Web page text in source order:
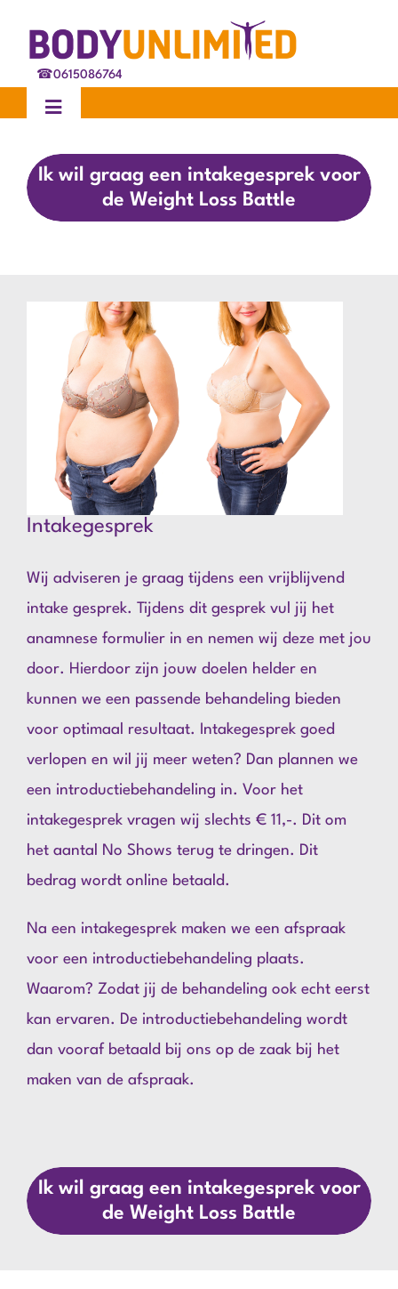
inhoud☎0615086764
Toggle
Home
Behandelingen
Over ons
Ik wil graag een intakegesprek voor
de Weight Loss Battle
Intakegesprek
Wij adviseren je graag tijdens een vrijblijvend
intake gesprek. Tijdens dit gesprek vul jij het
anamnese formulier in en nemen wij deze met jou
door. Hierdoor zijn jouw doelen helder en
kunnen we een passende behandeling bieden
voor optimaal resultaat. Intakegesprek goed
verlopen en wil jij meer weten? Dan plannen we
een introductiebehandeling in. Voor het
intakegesprek vragen wij slechts € 11,-. Dit om
het aantal No Shows terug te dringen. Dit
bedrag wordt online betaald.
Na een intakegesprek maken we een afspraak
voor een introductiebehandeling plaats.
Waarom? Zodat jij de behandeling ook echt eerst
kan ervaren. De introductiebehandeling wordt
dan vooraf betaald bij ons op de zaak bij het
maken van de afspraak.
Ik wil graag een intakegesprek voor
de Weight Loss Battle